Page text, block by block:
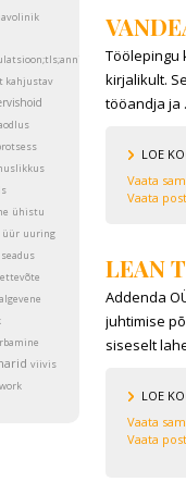
vait;liisa orav
kahjustav
ühistu
üür uuring
viivis
work
Töölepingu
kirjalikult.
tööandja ja
LOE
Vaata
Vaata
LEAN
Addenda
juhtimise
siseselt
LOE
Vaata
Vaata